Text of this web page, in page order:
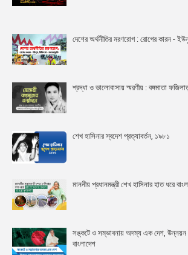
দেশের অর্থনীতির মরণরোগ : রোগের কারন -
শ্রদ্ধা ও ভালোবাসায় স্মরণীয় : বঙ্গমাতা
শেখ হাসিনার স্বদেশ প্রত্যাবর্তন, ১৯৮১
মাননীয় প্রধানমন্ত্রী শেখ হাসিনার হাত ধরে
সঙ্কটে ও সম্ভাবনায় অদম্য এক দেশ, উন্নয়ন
বাংলাদেশ